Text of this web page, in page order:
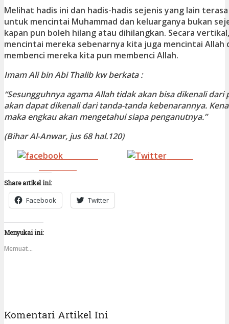
Melihat hadis ini dan hadis-hadis sejenis yang lain
untuk mencintai Muhammad dan keluarganya bukan
kapan pun boleh hilang atau dihilangkan. Secara
mencintai mereka sebenarnya kita juga mencintai Allah
membenci mereka kita pun membenci Allah.
Imam Ali bin Abi Thalib kw berkata :
“Sesungguhnya agama Allah tidak akan bisa dikenali
akan dapat dikenali dari tanda-tanda kebenarannya.
maka engkau akan mengetahui siapa penganutnya.”
(Bihar Al-Anwar, jus 68hal.120)
Tweet
Share artikel ini:
Facebook Twitter
Menyukai ini:
Memuat...
Komentari Artikel Ini